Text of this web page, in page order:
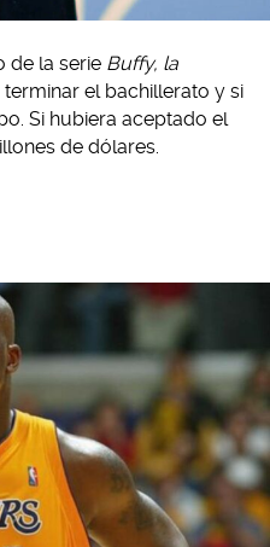
de la serie Buffy, la
el bachillerato y si
Si hubiera aceptado el
de dólares.